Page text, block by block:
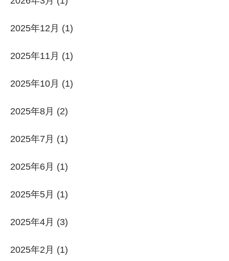
2025年12月 (1)
2025年11月 (1)
2025年10月 (1)
2025年8月 (2)
2025年7月 (1)
2025年6月 (1)
2025年5月 (1)
2025年4月 (3)
2025年2月 (1)